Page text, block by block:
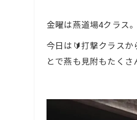
金曜は燕道場4クラス。
今日は🔰打撃クラスか
とで燕も見附もたく